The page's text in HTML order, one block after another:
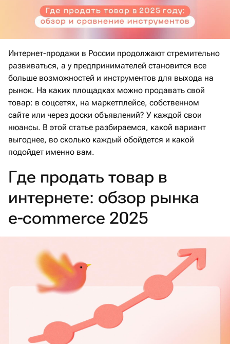
Интернет-продажи в России продолжают стремительно
развиваться, а у предпринимателей становится все
больше возможностей и инструментов для выхода на
рынок. На каких площадках можно продавать свой
товар: в соцсетях, на маркетплейсе, собственном
сайте или через доски объявлений? У каждой свои
нюансы. В этой статье разбираемся, какой вариант
выгоднее, во сколько каждый обойдется и какой
подойдет именно вам.
Где продать товар в
интернете: обзор рынка
e‑commerce 2025